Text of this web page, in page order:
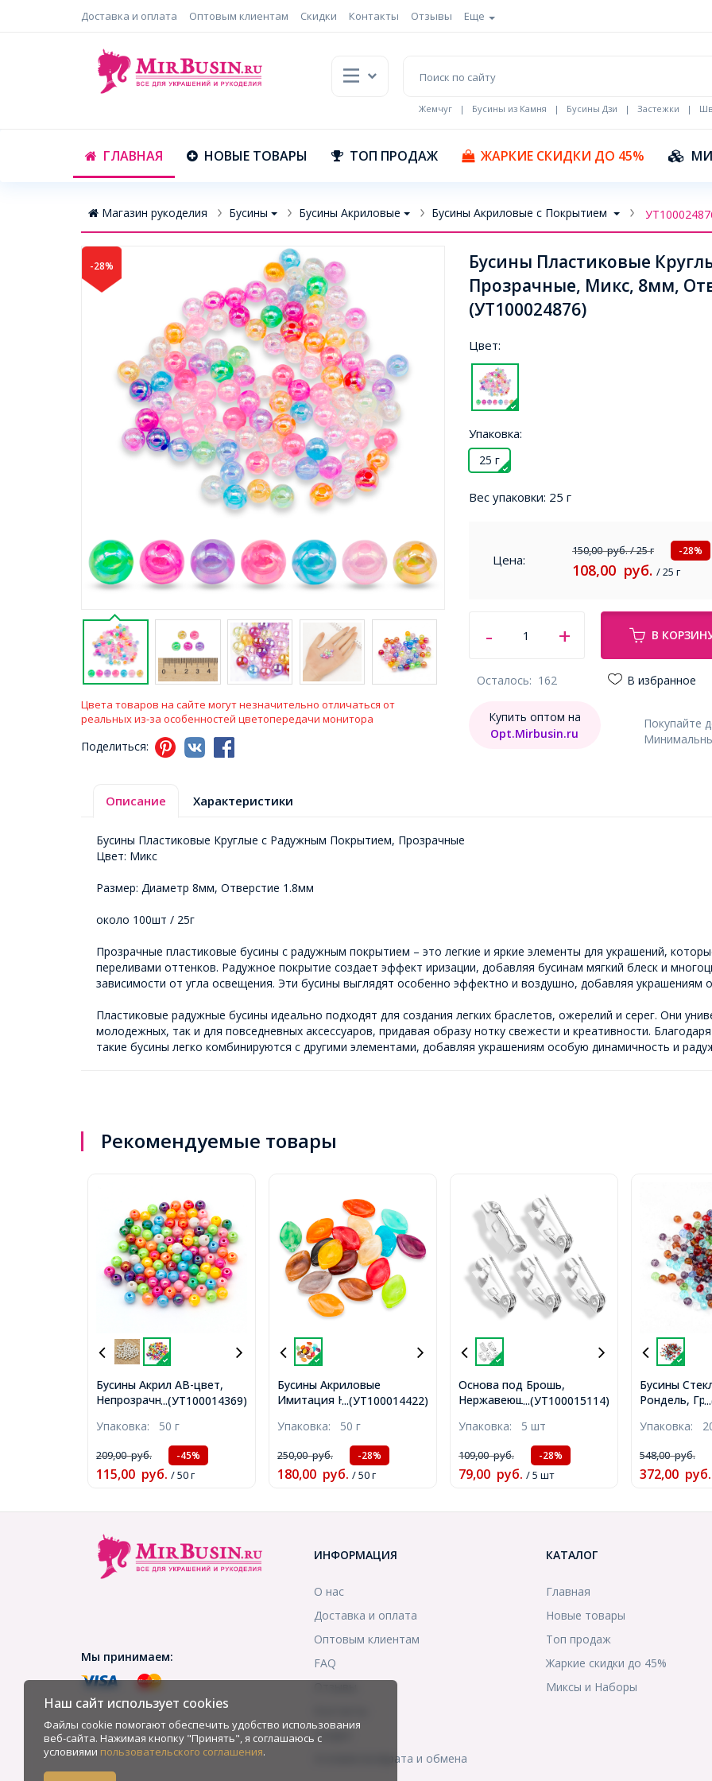
Доставка и оплата Оптовым клиентам Скидки Контакты Отзывы Еще
Жемчуг | Бусины из Камня | Бусины Дзи | Застежки |
ГЛАВНАЯ НОВЫЕ ТОВАРЫ ТОП ПРОДАЖ ЖАРКИЕ СКИДКИ ДО 45%
Магазин рукоделия Бусины Бусины Акриловые Бусины Акриловые с Покрытием
-28%
Цвета товаров на сайте могут незначительно отличаться от
реальных из-за особенностей цветопередачи монитора
Поделиться:
Бусины Пластиковые
Прозрачные, Микс, 8мм,
(УТ100024876)
Цвет:
Упаковка:
25 г
Вес упаковки: 25 г
Цена:
150,00руб./ 25 г -28%
108,00 руб. / 25 г
В
Осталось: 162 В избранное
Покупайте
Купить оптом на
Opt.Mirbusin.ru
Описание Характеристики
Бусины Пластиковые Круглые с Радужным Покрытием, Прозрачные
Цвет: Микс
Размер: Диаметр 8мм, Отверстие 1.8мм
около 100шт / 25г
Прозрачные пластиковые бусины с радужным покрытием – это легкие и яркие элементы для украшений,
переливами оттенков. Радужное покрытие создает эффект иризации, добавляя бусинам мягкий блеск и
зависимости от угла освещения. Эти бусины выглядят особенно эффектно и воздушно, добавляя украшениям
Пластиковые радужные бусины идеально подходят для создания легких браслетов, ожерелий и серег. Они
молодежных, так и для повседневных аксессуаров, придавая образу нотку свежести и креативности.
такие бусины легко комбинируются с другими элементами, добавляя украшениям особую динамичность и
Рекомендуемые товары
...(УТ100014369)
Бусины Акрил АВ-цвет,
Непрозрачные, Круглые,
Отв. 2мм, около 165шт/50г,
(УТ100014369)
Упаковка: 50 г
209,00руб. -45%
115,00 руб. / 50 г
...(УТ100014422)
Бусины Акриловые
Имитация Натурального
Микс, 29-30x19x7мм,
Отверстие 2мм, около
18шт/50г, (УТ100014422)
Упаковка: 50 г
250,00руб. -28%
180,00 руб. / 50 г
...(УТ100015114)
Основа под Брошь,
Нержавеющая Сталь,
Цвет: Сталь, Размер:
14x4x4.5мм, Пин: 0.7мм,
(УТ100015114)
Упаковка: 5 шт
109,00руб. -28%
79,00 руб. / 5 шт
Бусины
Рондель,
Размер:
Упаковка:
548,00руб.
372,00 руб.
Мы принимаем:
ИНФОРМАЦИЯ
О нас
Доставка и оплата
Оптовым клиентам
FAQ
Скидки
Условия возврата и обмена
КАТАЛОГ
Главная
Новые товары
Топ продаж
Жаркие скидки до 45%
Миксы и Наборы
Наш сайт использует cookies
Файлы cookie помогают обеспечить удобство использования
веб-сайта. Нажимая кнопку "Принять", я соглашаюсь с
условиями пользовательского соглашения.